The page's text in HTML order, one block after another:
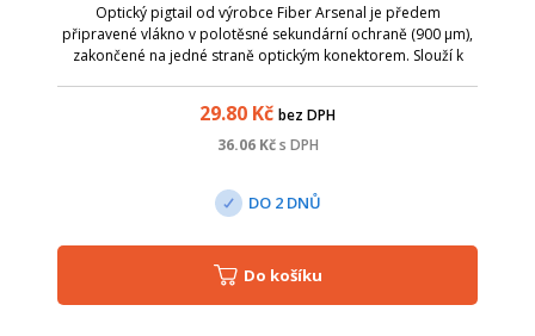
Optický pigtail od výrobce Fiber Arsenal je předem
připravené vlákno v polotěsné sekundární ochraně (900 µm),
zakončené na jedné straně optickým konektorem. Slouží k
29.80 Kč bez DPH
36.06Kč s DPH
DO 2 DNŮ
Do košíku